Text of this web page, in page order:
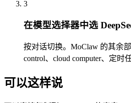
3
在模型选择器中选
按对话切换。MoClaw 的其余
control、cloud computer、定
可以这样说